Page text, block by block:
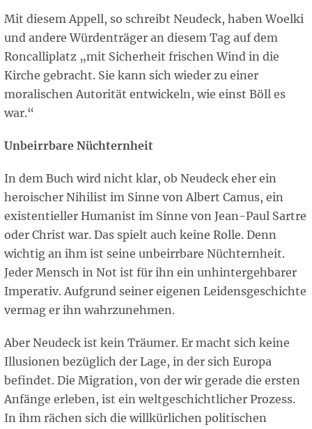
Mit diesem Appell, so schreibt Neudeck, haben Woelki
und andere Würdenträger an diesem Tag auf dem
Roncalliplatz „mit Sicherheit frischen Wind in die
Kirche gebracht. Sie kann sich wieder zu einer
moralischen Autorität entwickeln, wie einst Böll es
war.“
Unbeirrbare Nüchternheit
In dem Buch wird nicht klar, ob Neudeck eher ein
heroischer Nihilist im Sinne von Albert Camus, ein
existentieller Humanist im Sinne von Jean-Paul Sartre
oder Christ war. Das spielt auch keine Rolle. Denn
wichtig an ihm ist seine unbeirrbare Nüchternheit.
Jeder Mensch in Not ist für ihn ein unhintergehbarer
Imperativ. Aufgrund seiner eigenen Leidensgeschichte
vermag er ihn wahrzunehmen.
Aber Neudeck ist kein Träumer. Er macht sich keine
Illusionen bezüglich der Lage, in der sich Europa
befindet. Die Migration, von der wir gerade die ersten
Anfänge erleben, ist ein weltgeschichtlicher Prozess.
In ihm rächen sich die willkürlichen politischen